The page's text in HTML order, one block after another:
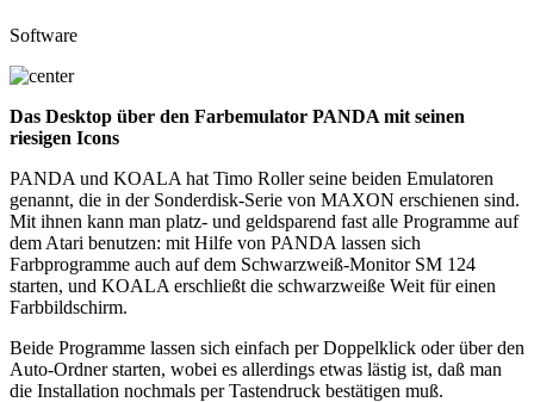
Software
Das Desktop über den Farbemulator PANDA mit seinen
riesigen Icons
PANDA und KOALA hat Timo Roller seine beiden Emulatoren
genannt, die in der Sonderdisk-Serie von MAXON erschienen sind.
Mit ihnen kann man platz- und geldsparend fast alle Programme auf
dem Atari benutzen: mit Hilfe von PANDA lassen sich
Farbprogramme auch auf dem Schwarzweiß-Monitor SM 124
starten, und KOALA erschließt die schwarzweiße Weit für einen
Farbbildschirm.
Beide Programme lassen sich einfach per Doppelklick oder über den
Auto-Ordner starten, wobei es allerdings etwas lästig ist, daß man
die Installation nochmals per Tastendruck bestätigen muß.